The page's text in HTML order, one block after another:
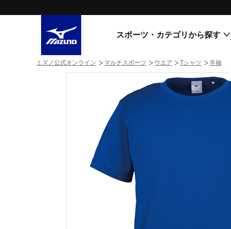
スポーツ・カテゴリから探す
スニーカー
サッカー／フットサル
スニーカー
ミズノ公式オンライン マルチスポーツ ウエア Tシャツ 半袖